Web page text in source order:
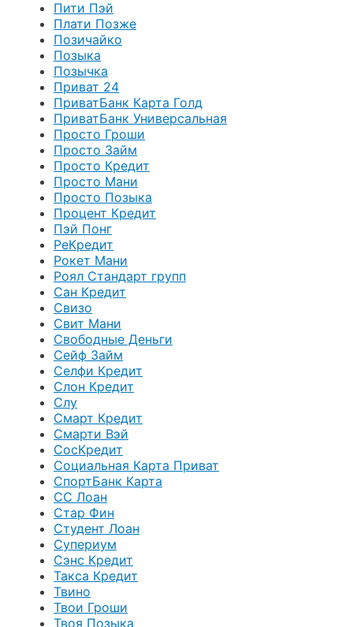
Пити Пэй
Плати Позже
Позичайко
Позыка
Позычка
Приват 24
ПриватБанк Карта Голд
ПриватБанк Универсальная
Просто Гроши
Просто Займ
Просто Кредит
Просто Мани
Просто Позыка
Процент Кредит
Пэй Понг
РеКредит
Рокет Мани
Роял Стандарт групп
Сан Кредит
Свизо
Свит Мани
Свободные Деньги
Сейф Займ
Селфи Кредит
Слон Кредит
Слу
Смарт Кредит
Смарти Вэй
СосКредит
Социальная Карта Приват
СпортБанк Карта
СС Лоан
Стар Фин
Студент Лоан
Супериум
Сэнс Кредит
Такса Кредит
Твино
Твои Гроши
Твоя Позыка